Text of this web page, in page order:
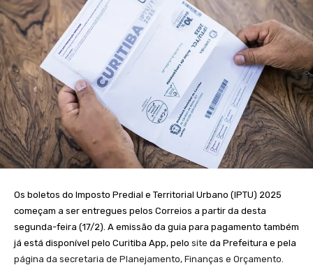
Os boletos do Imposto Predial e Territorial Urbano (IPTU) 2025
começam a ser entregues pelos Correios a partir da desta
segunda-feira (17/2). A emissão da guia para pagamento também
já está disponível pelo Curitiba App, pelo site da Prefeitura e pela
página da secretaria de Planejamento, Finanças e Orçamento.